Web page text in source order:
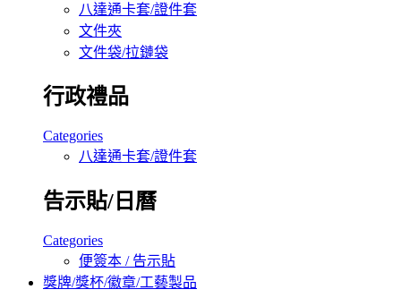
八達通卡套/證件套
文件夾
文件袋/拉鏈袋
行政禮品
Categories
八達通卡套/證件套
告示貼/日曆
Categories
便簽本 / 告示貼
獎牌/獎杯/徽章/工藝製品